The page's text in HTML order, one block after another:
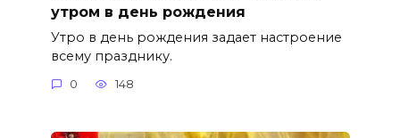
утром в день рождения
Утро в день рождения задает настроение
всему празднику.
0 148